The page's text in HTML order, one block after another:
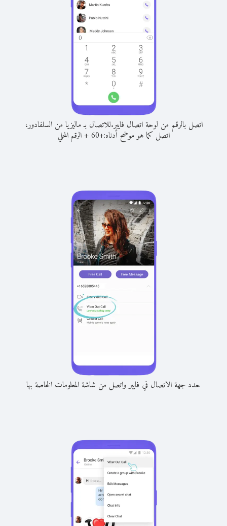
اتصل بالرقم من لوحة اتصال فايبر.للاتصال بـ ماليزيا من السلفادور،
اتصل كما هو موضح أدناه:+
60
+الرقم المحلي
حدد جهة الاتصال في فايبر واتصل من شاشة المعلومات الخاصة بها